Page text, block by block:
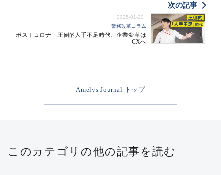
次の記事
2025-01-20
業務改革コラム
ポストコロナ・圧倒的人手不足時代、企業変革は
CXへ
Amelys Journal トップ
このカテゴリの他の記事を読む